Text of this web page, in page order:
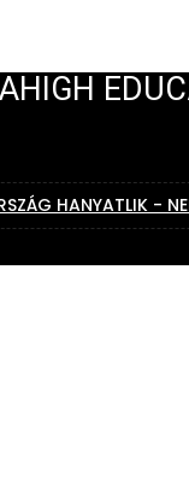
HANYATLIK -